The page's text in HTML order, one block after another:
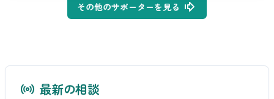
その他のサポーターを見る
最新の相談